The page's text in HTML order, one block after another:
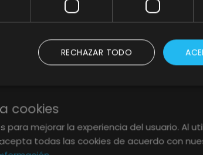
RECHAZAR TODO